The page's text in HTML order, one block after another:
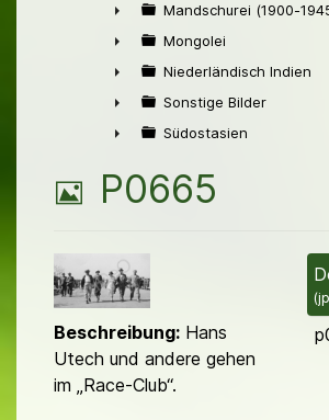
►
►
Mandschurei (1900-
►
Mongolei
►
Niederländisch Indien
►
Sonstige Bilder
Südostasien
B
l
d
P0665
(
Beschreibung: Hans
Utech und andere gehen
im „Race-Club“.